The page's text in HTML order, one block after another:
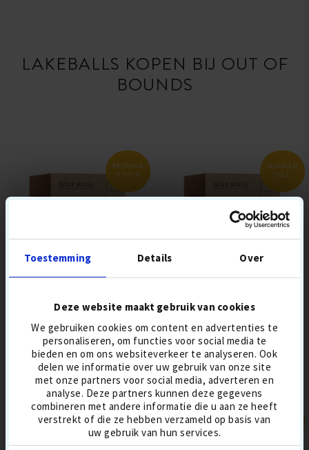
Toestemming Details Over
Deze website maakt gebruik van cookies
We gebruiken cookies om content en advertenties te
personaliseren, om functies voor social media te
bieden en om ons websiteverkeer te analyseren. Ook
delen we informatie over uw gebruik van onze site
met onze partners voor social media, adverteren en
analyse. Deze partners kunnen deze gegevens
combineren met andere informatie die u aan ze heeft
verstrekt of die ze hebben verzameld op basis van
uw gebruik van hun services.
LAKEBALLS KOPEN BIJ OUT OF
BOUNDS
BESPAAR
11,00 €
GEMENGDE GOLFBALLEN 100-
NU KOPEN
SUMMER
SALE
BRIDGESTONE MIX
NU KOPEN
SUMMER
SALE
SUMMER